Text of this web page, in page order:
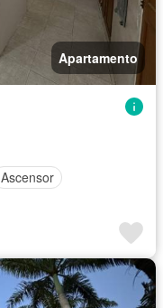
Apartamento
Ascensor